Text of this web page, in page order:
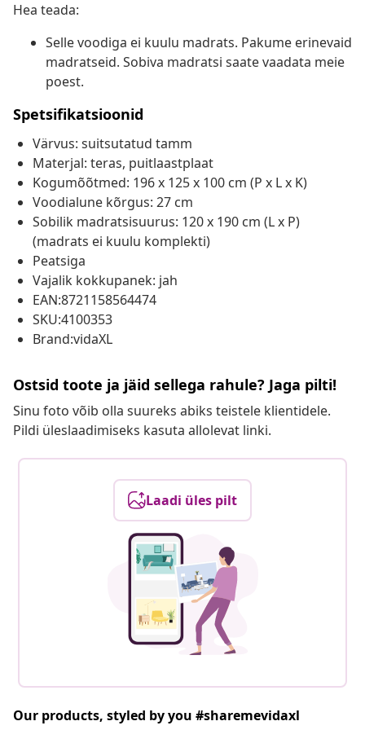
Hea teada:
Selle voodiga ei kuulu madrats. Pakume erinevaid
madratseid. Sobiva madratsi saate vaadata meie
poest.
Spetsifikatsioonid
Värvus: suitsutatud tamm
Materjal: teras, puitlaastplaat
Kogumõõtmed: 196 x 125 x 100 cm (P x L x K)
Voodialune kõrgus: 27 cm
Sobilik madratsisuurus: 120 x 190 cm (L x P)
(madrats ei kuulu komplekti)
Peatsiga
Vajalik kokkupanek: jah
EAN:8721158564474
SKU:4100353
Brand:vidaXL
Ostsid toote ja jäid sellega rahule? Jaga pilti!
Sinu foto võib olla suureks abiks teistele klientidele.
Pildi üleslaadimiseks kasuta allolevat linki.
Laadi üles pilt
Our products, styled by you #sharemevidaxl